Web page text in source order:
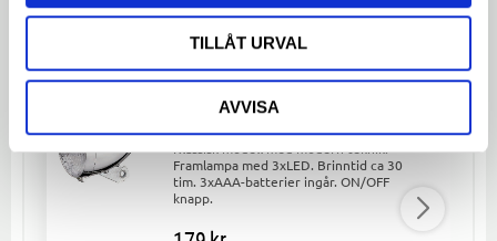
TILLÅT URVAL
AVVISA
LIKNANDE PRODUKTER
Framlampa UN-4900 Retro
Klassisk modell med modern teknik.
Framlampa med 3xLED. Brinntid ca 30
tim. 3xAAA-batterier ingår. ON/OFF
knapp.